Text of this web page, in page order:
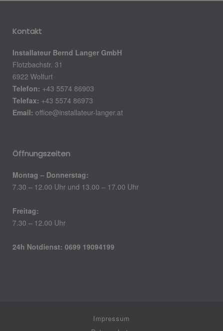
Kontakt
Installateur Bernd Langer GmbH
Flotzbachstr. 31
6922 Wolfurt
Telefon: +43 5574 86903
Telefax: +43 5574 86973
Email: office@installateur-langer.at
Öffnungszeiten
Montag – Donnerstag:
7.30 – 12.00 Uhr und 13.00 – 17.00 Uhr
Freitag:
7.30 – 12.00 Uhr
24h Notdienst: 0699 19094199
Impressum